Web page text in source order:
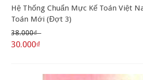
Hệ Thống Chuẩn Mực Kế Toán Việt
Toán Mới (Đợt 3)
38.000₫
30.000₫